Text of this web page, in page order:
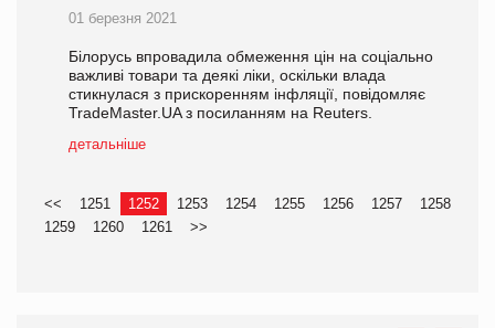
01 березня 2021
Білорусь впровадила обмеження цін на соціально
важливі товари та деякі ліки, оскільки влада
стикнулася з прискоренням інфляції, повідомляє
TradeMaster.UA з посиланням на Reuters.
детальніше
<< 1251 1252 1253 1254 1255 1256 1257
1258
1259
1260 1261 >>